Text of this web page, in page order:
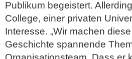
Publikum begeistert.
College, einer privaten
Interesse. „Wir machen
Geschichte spannende